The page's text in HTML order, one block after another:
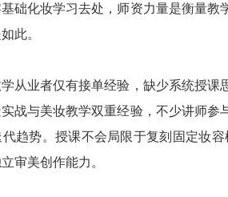
础化妆学习去处，师资力量是衡量
此。
从业者仅有接单经验，缺少系统授
战与美妆教学双重经验，不少讲师参
趋势。授课不会局限于复刻固定妆
审美创作能力。